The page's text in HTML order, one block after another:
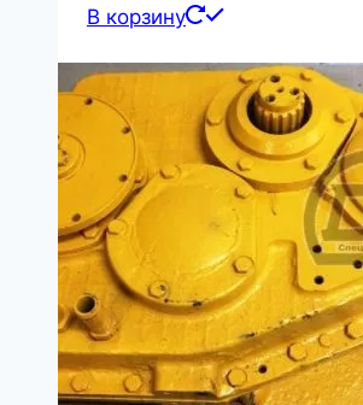
В корзину